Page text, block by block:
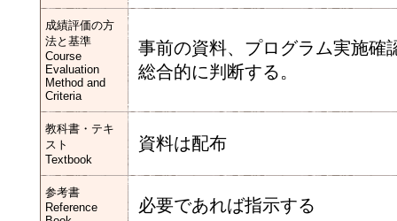
成績評価の方
法と基準
Course
Evaluation
Method and
Criteria
事前の資料、プログラム実施確
総合的に判断する。
教科書・テキ
スト
Textbook
資料は配布
参考書
Reference
必要であれば指示する